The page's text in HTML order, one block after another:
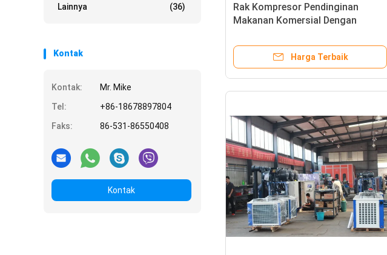
Lainnya (36)
Kontak
Kontak:
Mr. Mike
Tel:
+86-18678897804
Faks:
86-531-86550408
Kontak
Rak Kompresor Pendinginan
Makanan Komersial Dengan
PLC
Harga Terbaik